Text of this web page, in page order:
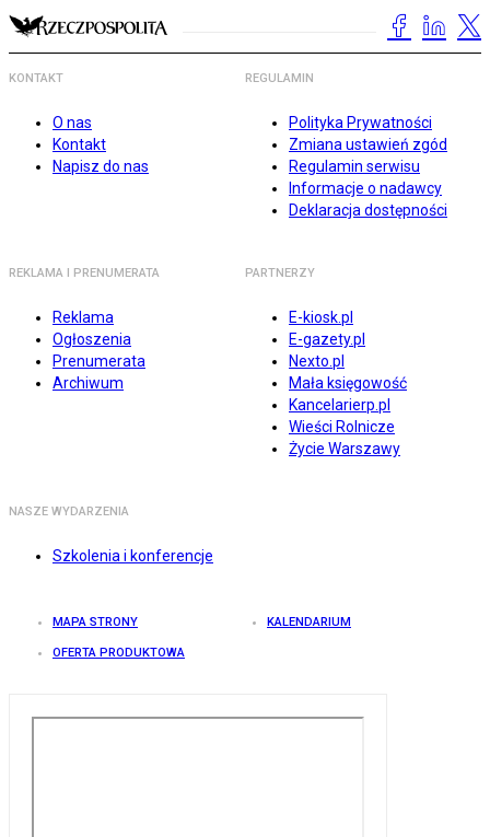
KONTAKT
O nas
Kontakt
Napisz do nas
REGULAMIN
Polityka Prywatności
Zmiana ustawień zgód
Regulamin serwisu
Informacje o nadawcy
Deklaracja dostępności
REKLAMA I PRENUMERATA
Reklama
Ogłoszenia
Prenumerata
Archiwum
PARTNERZY
E-kiosk.pl
E-gazety.pl
Nexto.pl
Mała księgowość
Kancelarierp.pl
Wieści Rolnicze
Życie Warszawy
NASZE WYDARZENIA
Szkolenia i konferencje
MAPA STRONY KALENDARIUM
OFERTA PRODUKTOWA